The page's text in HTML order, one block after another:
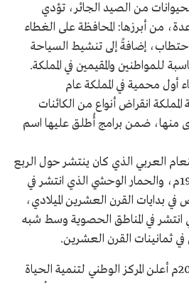
من الصيد الجائر، تؤدي
من أبرزها: المحافظة على الغطاء
إضافةً إلى تنشيط السياحة
للمواطنين والمقيمين في المملكة.
أول محمية في المملكة عام
بيئة المملكة انقراض أنواع من الكائنات
منها، ضمن برامج أُطلق عليها اسم
العربي الذي كان ينتشر حول الربع
الخالي حتى عام 1328هـ/1910م، والحمار الوحشي الذي انتشر في
في بدايات القرن العشرين الميلادي،
انتشر في المناطق الحصوية وسط شبه
ثمانينات القرن العشرين.
وفي محرم 1446هـ/يوليو 2024م أعلن المركز الوطني لتنمية الحياة